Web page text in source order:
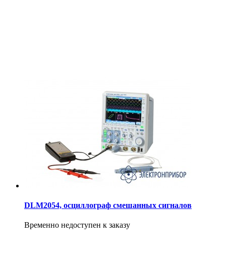
DLM2054, осциллограф смешанных сигналов
Временно недоступен к заказу